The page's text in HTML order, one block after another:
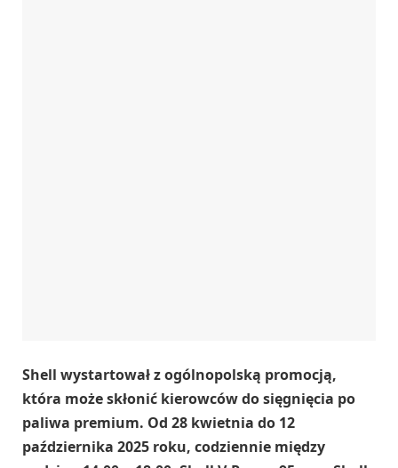
Shell wystartował z ogólnopolską promocją,
która może skłonić kierowców do sięgnięcia po
paliwa premium. Od 28 kwietnia do 12
października 2025 roku, codziennie między